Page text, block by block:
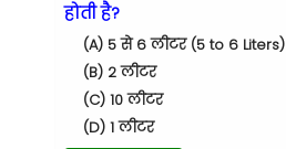
होती है?
(A) 5 से 6 लीटर (5 to 6 Liters)
(B) 2 लीटर
(C) 10 लीटर
(D) 1 लीटर